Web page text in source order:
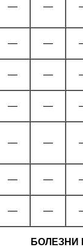
— —
— —
— —
— —
— —
— —
— —
БОЛЕЗНИ